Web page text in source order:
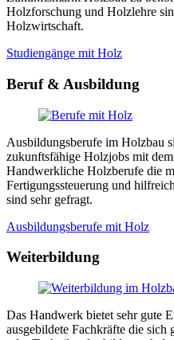
Holzforschung und Holzlehre
Holzwirtschaft.
Studiengänge mit Holz
Beruf & Ausbildung
Ausbildungsberufe im Holzbau
zukunftsfähige Holzjobs mit
Handwerkliche Holzberufe die
Fertigungssteuerung und
sind sehr gefragt.
Ausbildungsberufe mit Holz
Weiterbildung
Das Handwerk bietet sehr gute
ausgebildete Fachkräfte die